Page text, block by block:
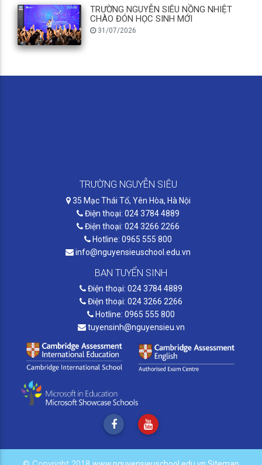
TRƯỜNG NGUYỄN SIÊU NỒNG NHIỆT
CHÀO ĐÓN HỌC SINH MỚI
31/07/2026
TRƯỜNG NGUYỄN SIÊU
35 Mạc Thái Tổ, Yên Hòa, Hà Nội
Điện thoại: 024 3784 4889
Điện thoại: 024 3266 2266
Hotline: 0965 555 800
info@nguyensieuschool.edu.vn
BAN TUYỂN SINH
Điện thoại: 024 3784 4889
Điện thoại: 024 3266 2266
Hotline: 0965 555 800
tuyensinh@nguyensieu.vn